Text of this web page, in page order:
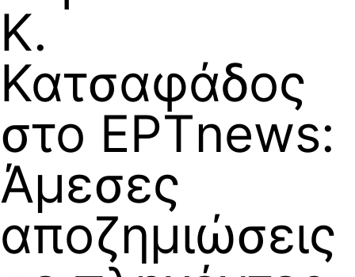
Κ.
Κατσαφάδος
στο ΕΡΤnews:
Άμεσες
αποζημιώσεις